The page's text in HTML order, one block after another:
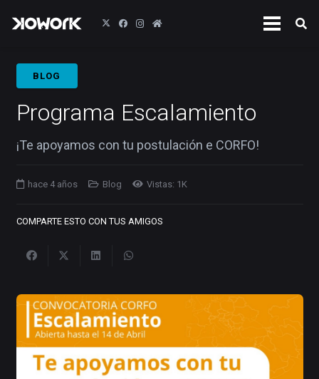
BLOG
Programa Escalamiento
¡Te apoyamos con tu postulación e CORFO!
hace 4 años Blog Vistas: 1K
COMPARTE ESTO CON TUS AMIGOS